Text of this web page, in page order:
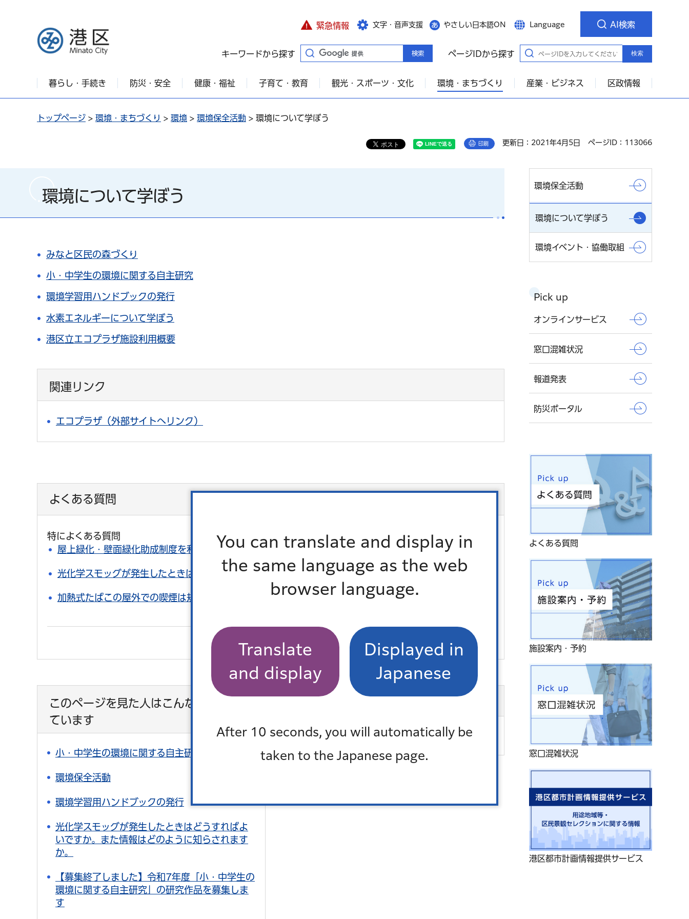
You can translate and display in
the same language as the web
browser language.
Translate
and display
Displayed in
Japanese
After 10 seconds, you will automatically be
taken to the Japanese page.
港区
緊急情報 文字・音声支援 やさしい日本語ON Language AI検索
キーワードから探す ページIDから探す 検索
暮らし・手続き 防災・安全 健康・福祉 子育て・教育 観光・スポーツ・文化 環境・まちづくり 産業・ビジネス 区政情報
トップページ > 環境・まちづくり > 環境 > 環境保全活動 > 環境について学ぼう
印刷 更新日：2021年4月5日 ページID：113066
環境について学ぼう
みなと区民の森づくり
小・中学生の環境に関する自主研究
環境学習用ハンドブックの発行
水素エネルギーについて学ぼう
港区立エコプラザ施設利用概要
関連リンク
エコプラザ（外部サイトへリンク）
よくある質問
特によくある質問
屋上緑化・壁面緑化助成制度を利用したいのですが。
光化学スモッグが発生したときはどうすればよいですか。また情報はどのように知らされますか。
加熱式たばこの屋外での喫煙は規制対象となりますか。
よくある質問一覧
このページを見た人はこんなページも見
ています
小・中学生の環境に関する自主研究
環境保全活動
環境学習用ハンドブックの発行
光化学スモッグが発生したときはどうすればよ
いですか。また情報はどのように知らされます
か。
【募集終了しました】令和7年度「小・中学生の
環境に関する自主研究」の研究作品を募集しま
す
最近、チェックしたページはありません。
環境保全活動
環境について学ぼう
環境イベント・協働取組
Pick up
オンラインサービス
窓口混雑状況
報道発表
防災ポータル
よくある質問
施設案内・予約
窓口混雑状況
港区都市計画情報提供サービス